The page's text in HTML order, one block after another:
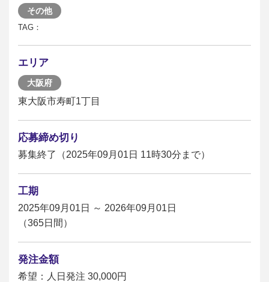
その他
TAG：
エリア
大阪府
東大阪市寿町1丁目
応募締め切り
募集終了（2025年09月01日 11時30分まで）
工期
2025年09月01日 ～ 2026年09月01日
（365日間）
発注金額
希望：人日発注 30,000円